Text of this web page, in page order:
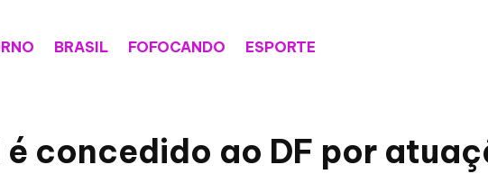
BRASIL FOFOCANDO ESPORTE
concedido ao DF por